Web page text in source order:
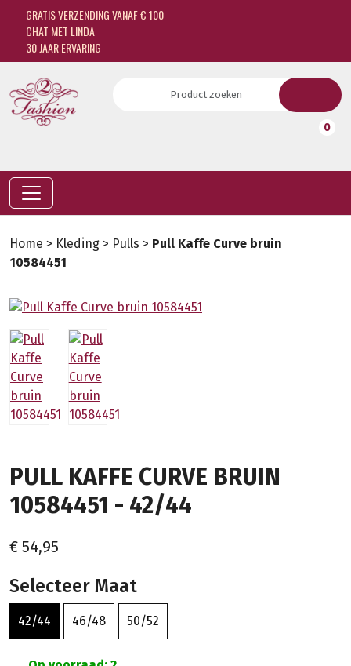
GRATIS VERZENDING VANAF € 100
CHAT MET LINDA
30 JAAR ERVARING
0
Home > Kleding > Pulls > Pull Kaffe Curve bruin
10584451
PULL KAFFE CURVE BRUIN
10584451 - 42/44
€ 54,95
Selecteer Maat
42/44 46/48 50/52